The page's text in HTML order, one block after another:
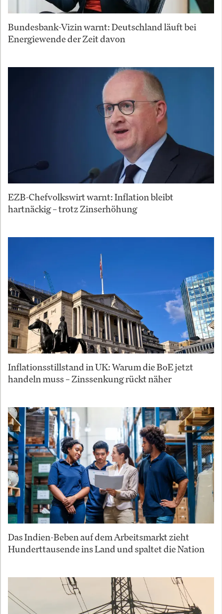
Bundesbank-Vizin warnt: Deutschland läuft bei
Energiewende der Zeit davon
EZB-Chefvolkswirt warnt: Inflation bleibt
hartnäckig – trotz Zinserhöhung
Inflationsstillstand in UK: Warum die BoE jetzt
handeln muss – Zinssenkung rückt näher
Das Indien-Beben auf dem Arbeitsmarkt zieht
Hunderttausende ins Land und spaltet die Nation